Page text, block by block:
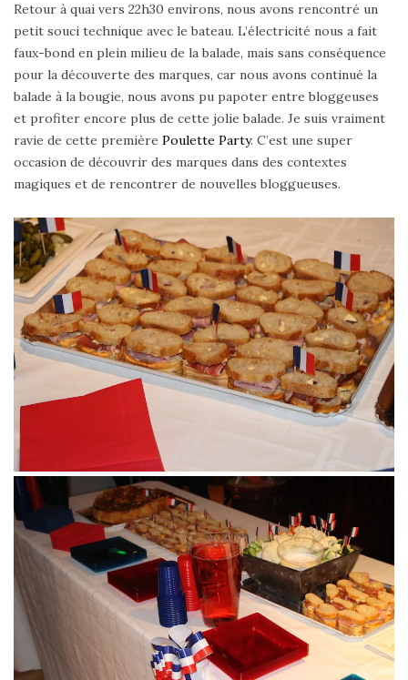
Retour à quai vers 22h30 environs, nous avons rencontré un
petit souci technique avec le bateau. L’électricité nous a fait
faux-bond en plein milieu de la balade, mais sans conséquence
pour la découverte des marques, car nous avons continué la
balade à la bougie, nous avons pu papoter entre bloggeuses
et profiter encore plus de cette jolie balade. Je suis vraiment
ravie de cette première Poulette Party. C’est une super
occasion de découvrir des marques dans des contextes
magiques et de rencontrer de nouvelles bloggueuses.